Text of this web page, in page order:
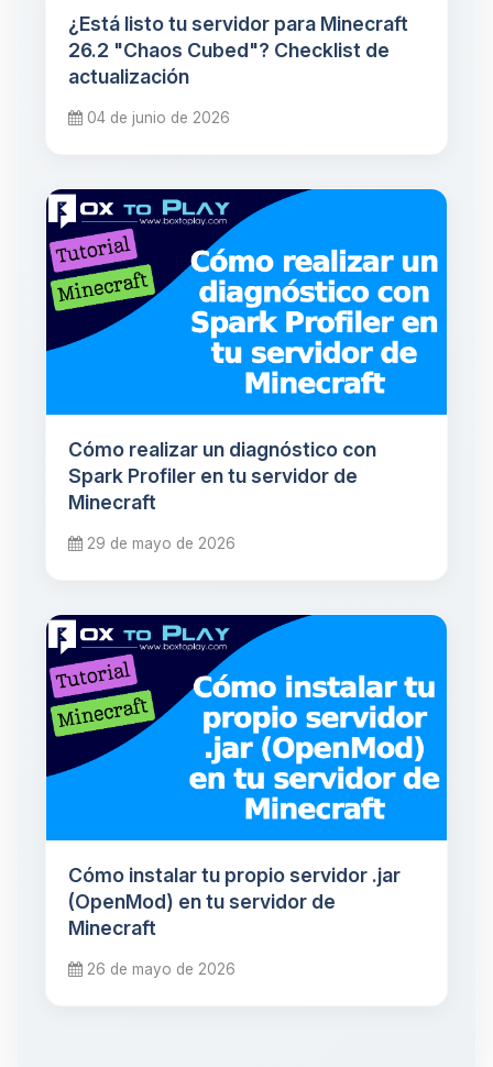
¿Está listo tu servidor para Minecraft
26.2 "Chaos Cubed"? Checklist de
actualización
04 de junio de 2026
Cómo realizar un diagnóstico con
Spark Profiler en tu servidor de
Minecraft
29 de mayo de 2026
Cómo instalar tu propio servidor .jar
(OpenMod) en tu servidor de
Minecraft
26 de mayo de 2026